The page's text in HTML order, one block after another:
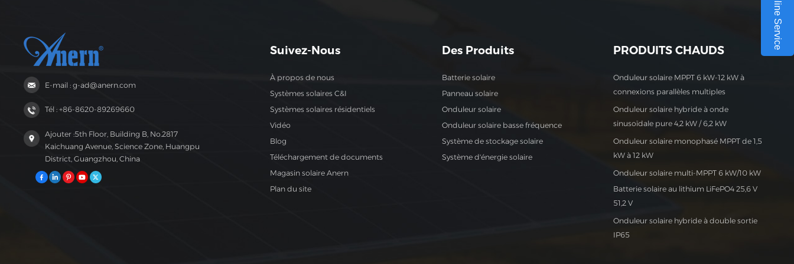
українська
E-mail : g-ad@anern.com
Tél : +86-8620-89269660
Ajouter :5th Floor, Building B, No.2817
Kaichuang Avenue, Science Zone, Huangpu
District, Guangzhou, China
Suivez-Nous
À propos de nous
Systèmes solaires C&I
Systèmes solaires résidentiels
Vidéo
Blog
Téléchargement de documents
Magasin solaire Anern
Plan du site
Des Produits
Batterie solaire
Panneau solaire
Onduleur solaire
Onduleur solaire basse fréquence
Système de stockage solaire
Système d'énergie solaire
PRODUITS CHAUDS
Onduleur solaire MPPT 6 kW-12 kW à
connexions parallèles multiples
Onduleur solaire hybride à onde
sinusoïdale pure 4,2 kW / 6,2 kW
Onduleur solaire monophasé MPPT de 1,5
kW à 12 kW
Onduleur solaire multi-MPPT 6 kW/10 kW
Batterie solaire au lithium LiFePO4 25,6 V
51,2 V
Onduleur solaire hybride à double sortie
IP65
Online Service